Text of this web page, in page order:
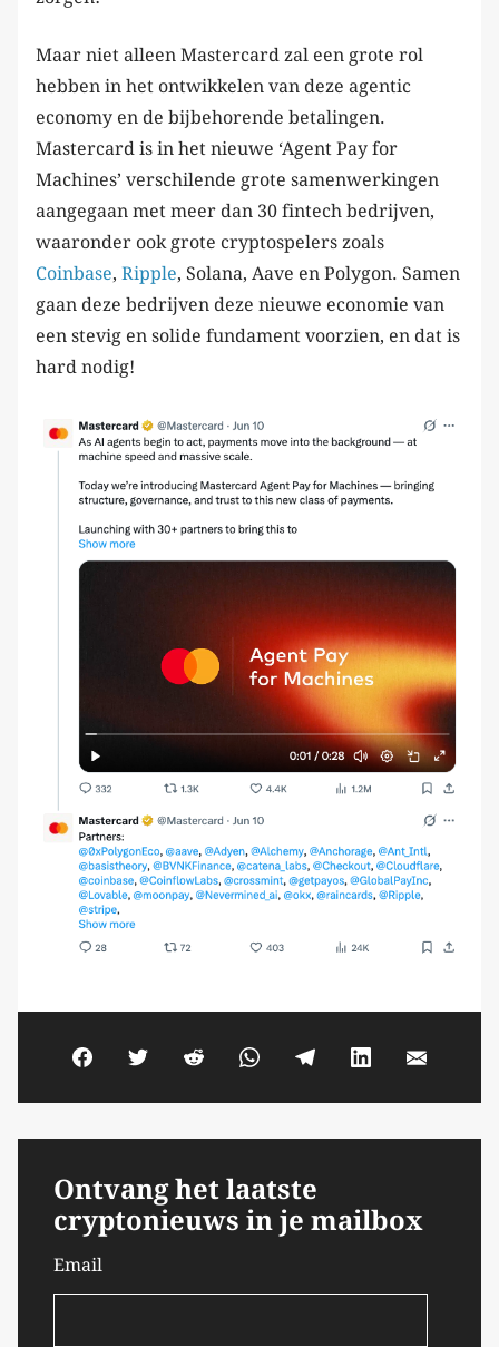
Maar niet alleen Mastercard zal een grote rol
hebben in het ontwikkelen van deze agentic
economy en de bijbehorende betalingen.
Mastercard is in het nieuwe ‘Agent Pay for
Machines’ verschilende grote samenwerkingen
aangegaan met meer dan 30 fintech bedrijven,
waaronder ook grote cryptospelers zoals
Coinbase, Ripple, Solana, Aave en Polygon. Samen
gaan deze bedrijven deze nieuwe economie van
een stevig en solide fundament voorzien, en dat is
hard nodig!
Ontvang het laatste
cryptonieuws in je mailbox
Email